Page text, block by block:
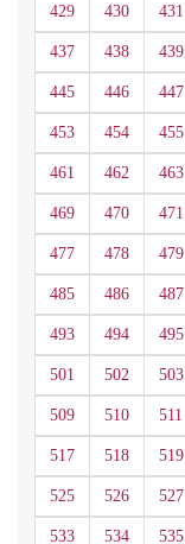
429 430 431
437 438 439
445 446 447
453 454 455
461 462 463
469 470 471
477 478 479
485 486 487
493 494 495
501 502 503
509 510 511
517 518 519
525 526 527
533 534 535